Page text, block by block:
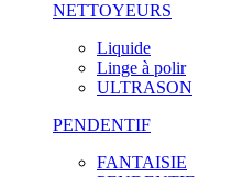
NETTOYEURS
Liquide
Linge à polir
ULTRASON
PENDENTIF
FANTAISIE